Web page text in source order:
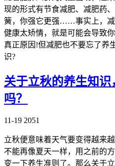
现的形式有节食减肥、减肥药
簧，你强它更强……事实上，
健康太矫情，就是可能会导致
真正原因!但减肥也不要忘了养
识?
关于立秋的养生知
吗？
11-19 2051
立秋便意味着天气要变得越来
不能再像夏天一样，用之前的
变一下养生准则了。那么关于